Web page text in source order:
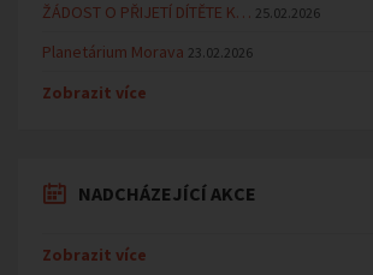
ŽÁDOST O PŘIJETÍ DÍTĚTE K… 25.02.2026
Planetárium Morava 23.02.2026
Zobrazit více
NADCHÁZEJÍCÍ AKCE
Zobrazit více